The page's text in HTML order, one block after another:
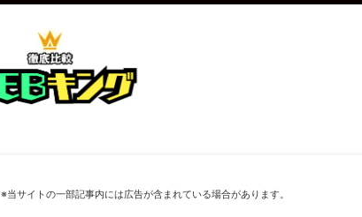
※当サイトの一部記事内には広告が含まれている場合があります。